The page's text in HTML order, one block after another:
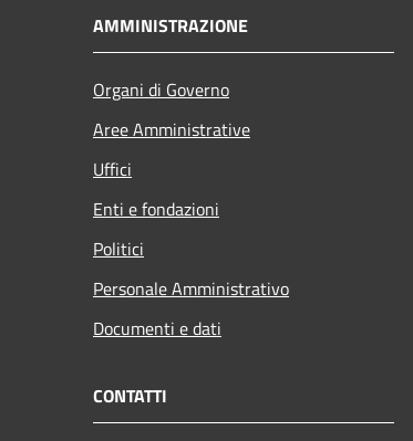
AMMINISTRAZIONE
Organi di Governo
Aree Amministrative
Uffici
Enti e fondazioni
Politici
Personale Amministrativo
Documenti e dati
CONTATTI